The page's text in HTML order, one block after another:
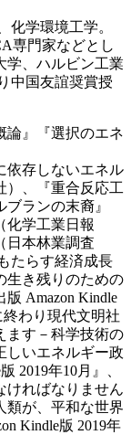
化学環境工学。
専門家などとし
学、ハルビン工業
中国友誼奨賞授
論』『選択のエネ
依存しないエネル
）、『重合反応工
ランの末裔』
化学工業日報
日本林業調査
たらす経済成長
生き残りのための
Amazon Kindle
わり現代文明社
ます－科学技術の
しいエネルギー政
2019年10月』、
ければなりません
類が、平和な世界
Kindle版 2019年